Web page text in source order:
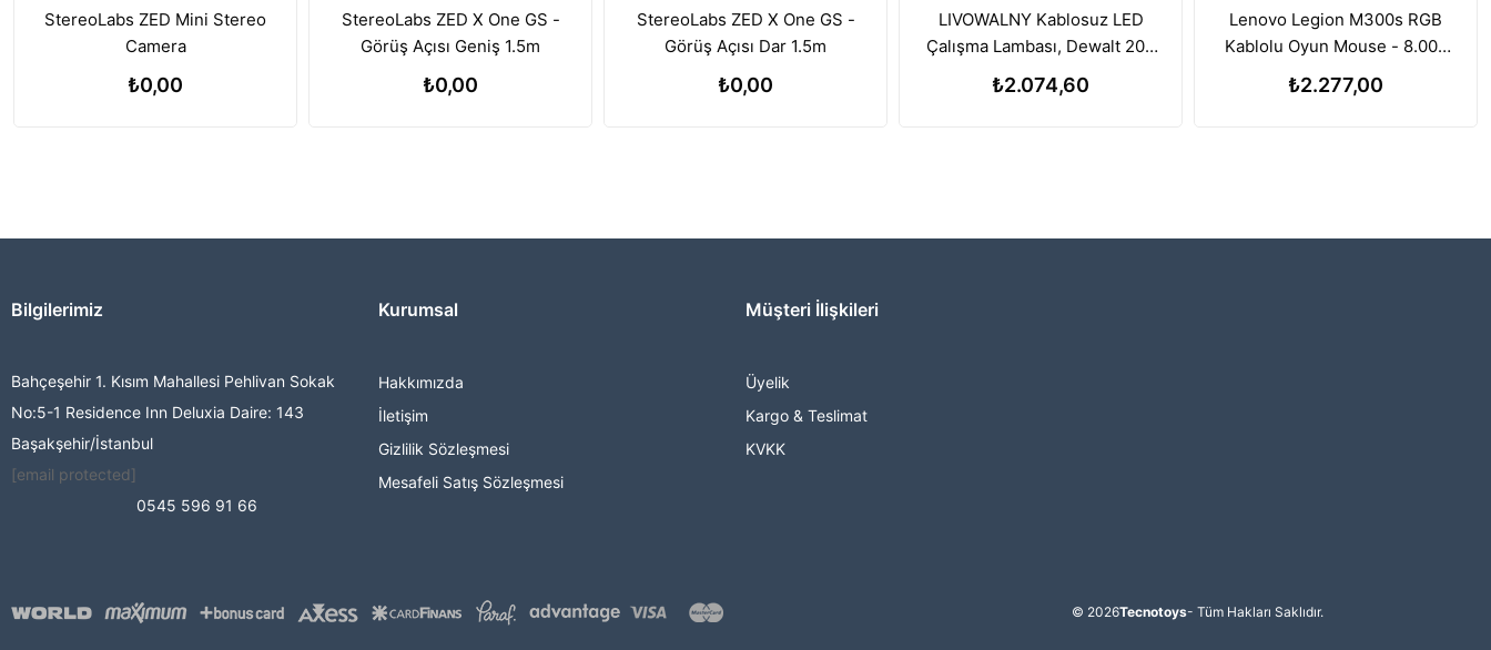
StereoLabs ZED Mini Stereo
Camera
₺0,00
StereoLabs ZED X One GS -
Görüş Açısı Geniş 1.5m
₺0,00
StereoLabs ZED X One GS -
Görüş Açısı Dar 1.5m
₺0,00
LIVOWALNY Kablosuz LED
Çalışma Lambası, Dewalt 20V
Batarya ile Uyumlu, 112W
₺2.074,60
Lenovo Legion M300s RGB
Kablolu Oyun Mouse - 8.000
DPI Ayarlanabilir Sensör
₺2.277,00
Bilgilerimiz
Bahçeşehir 1. Kısım Mahallesi Pehlivan Sokak
No:5-1 Residence Inn Deluxia Daire: 143
Başakşehir/İstanbul
[email protected]
0545 596 91 66
Kurumsal
Hakkımızda
İletişim
Gizlilik Sözleşmesi
Mesafeli Satış Sözleşmesi
Müşteri İlişkileri
Üyelik
Kargo & Teslimat
KVKK
© 2026Tecnotoys- Tüm Hakları Saklıdır.